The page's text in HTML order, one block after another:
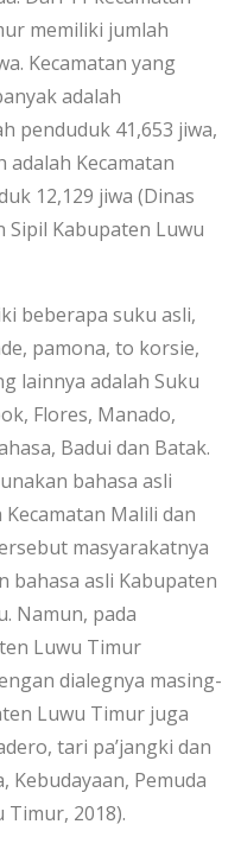
memiliki jumlah
Kecamatan yang
adalah
penduduk 41,653 jiwa,
Kecamatan
12,129 jiwa (Dinas
Sipil Kabupaten Luwu
beberapa suku asli,
pamona, to korsie,
lainnya adalah Suku
Flores, Manado,
Badui dan Batak.
bahasa asli
Malili dan
masyarakatnya
bahasa asli Kabupaten
Namun, pada
Luwu Timur
dialegnya masing-
Luwu Timur juga
tari pa’jangki dan
Pemuda
2018).